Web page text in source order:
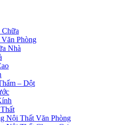
Chữa
Phòng
Nhà
– Dột
Nội Thất Văn Phòng